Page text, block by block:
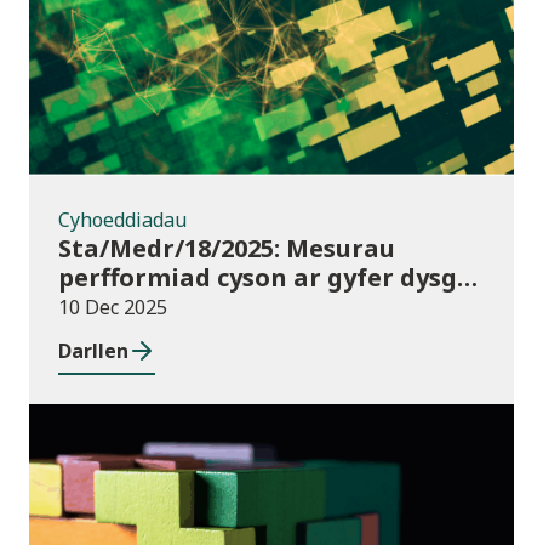
Cyhoeddiadau
Sta/Medr/18/2025: Mesurau
perfformiad cyson ar gyfer dysgu
ôl-16: Cyrchfannau dysgwyr, Awst
2021 i Orffennaf 2023
10 Dec 2025
Darllen